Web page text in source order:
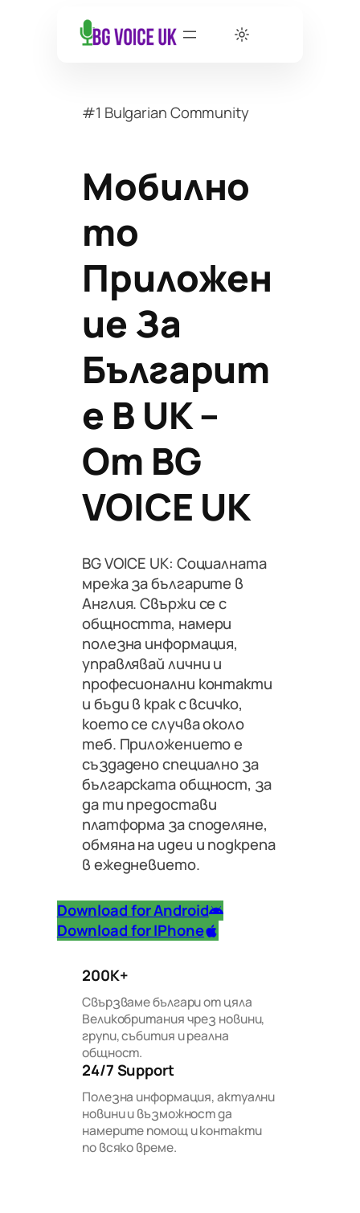
#1 Bulgarian Community
Мобилно
То
Приложен
Ие За
Българит
Е В UK –
От BG
VOICE UK
BG VOICE UK: Социалната
мрежа за българите в
Англия. Свържи се с
общността, намери
полезна информация,
управлявай лични и
професионални контакти
и бъди в крак с всичко,
което се случва около
теб. Приложението е
създадено специално за
българската общност, за
да ти предостави
платформа за споделяне,
обмяна на идеи и подкрепа
в ежедневието.
Download for Android
Download for IPhone
200K+
Свързваме българи от цяла
Великобритания чрез новини,
групи, събития и реална
общност.
24/7 Support
Полезна информация, актуални
новини и възможност да
намерите помощ и контакти
по всяко време.